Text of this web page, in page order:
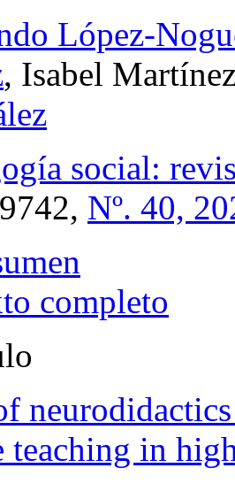
López-
, Isabel
social:
Nº. 40,
completo
teaching in